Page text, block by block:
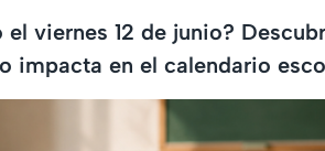
viernes 12 de junio?
impacta en el calendario